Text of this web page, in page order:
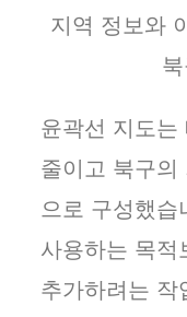
지역 정보와
윤곽선 지도는
줄이고 북구의
으로 구성했습
사용하는 목적
추가하려는 작